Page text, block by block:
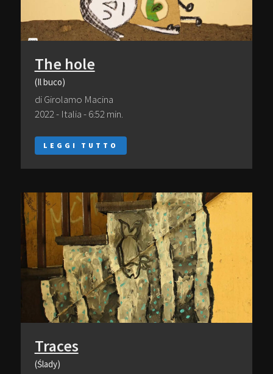
The hole
(Il buco)
di Girolamo Macina
2022 - Italia - 6:52 min.
LEGGI TUTTO
Traces
(Ślady)